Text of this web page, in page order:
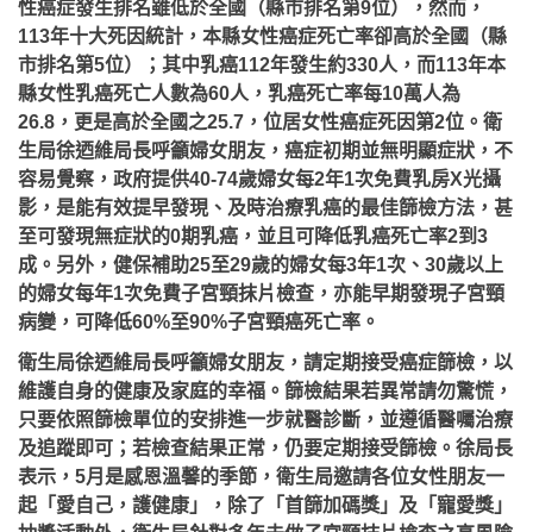
性癌症發生排名雖低於全國（縣市排名第9位），然而，
113年十大死因統計，本縣女性癌症死亡率卻高於全國（縣
市排名第5位）；其中乳癌112年發生約330人，而113年本
縣女性乳癌死亡人數為60人，乳癌死亡率每10萬人為
26.8，更是高於全國之25.7，位居女性癌症死因第2位。衛
生局徐迺維局長呼籲婦女朋友，癌症初期並無明顯症狀，不
容易覺察，政府提供40-74歲婦女每2年1次免費乳房X光攝
影，是能有效提早發現、及時治療乳癌的最佳篩檢方法，甚
至可發現無症狀的0期乳癌，並且可降低乳癌死亡率2到3
成。另外，健保補助25至29歲的婦女每3年1次、30歲以上
的婦女每年1次免費子宮頸抹片檢查，亦能早期發現子宮頸
病變，可降低60%至90%子宮頸癌死亡率。
衛生局徐迺維局長呼籲婦女朋友，請定期接受癌症篩檢，以
維護自身的健康及家庭的幸福。篩檢結果若異常請勿驚慌，
只要依照篩檢單位的安排進一步就醫診斷，並遵循醫囑治療
及追蹤即可；若檢查結果正常，仍要定期接受篩檢。徐局長
表示，5月是感恩溫馨的季節，衛生局邀請各位女性朋友一
起「愛自己，護健康」，除了「首篩加碼獎」及「寵愛獎」